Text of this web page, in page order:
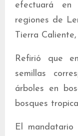
efectuará en
regiones de
Tierra
Refirió que
semillas
árboles en
bosques
El mandatario